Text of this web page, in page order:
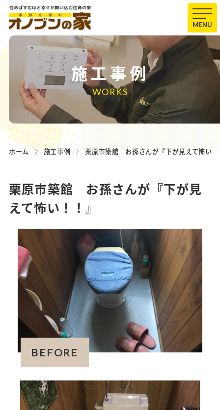
MENU
施工事例
WORKS
ホーム 施工事例 栗原市築館 お孫さんが『下が見えて怖い
栗原市築館 お孫さんが『下が見
えて怖い！！』
BEFORE